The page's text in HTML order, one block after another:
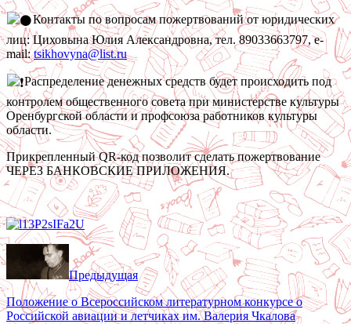
Контакты по вопросам пожертвований от юридических
лиц: Циховына Юлия Александровна, тел. 89033663797, e-
mail:tsikhovyna@list.ru
Распределение денежных средств будет происходить под
контролем общественного совета при министерстве культуры
Оренбургской области и профсоюза работников культуры
области.
Прикрепленный QR-код позволит сделать пожертвование
ЧЕРЕЗ БАНКОВСКИЕ ПРИЛОЖЕНИЯ.
Предыдущая
Положение о Всероссийском литературном конкурсе о
Российской авиации и летчиках им. Валерия Чкалова